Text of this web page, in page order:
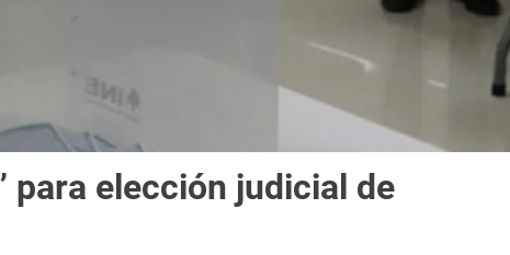
para elección judicial de